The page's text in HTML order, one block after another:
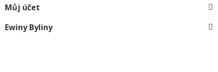
Můj účet
Ewiny Byliny